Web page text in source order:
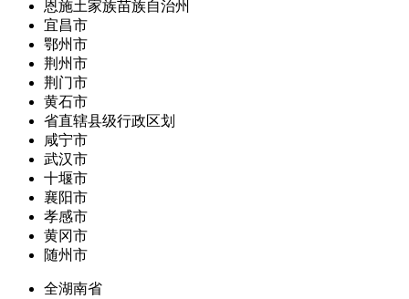
恩施土家族苗族自治州
宜昌市
鄂州市
荆州市
荆门市
黄石市
省直辖县级行政区划
咸宁市
武汉市
十堰市
襄阳市
孝感市
黄冈市
随州市
全湖南省